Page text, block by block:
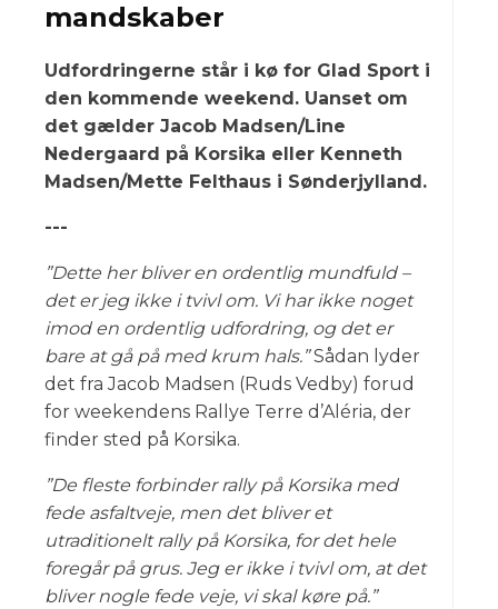
mandskaber
Udfordringerne står i kø for Glad Sport i
den kommende weekend. Uanset om
det gælder Jacob Madsen/Line
Nedergaard på Korsika eller Kenneth
Madsen/Mette Felthaus i Sønderjylland.
---
”Dette her bliver en ordentlig mundfuld –
det er jeg ikke i tvivl om. Vi har ikke noget
imod en ordentlig udfordring, og det er
bare at gå på med krum hals.”Sådan lyder
det fra Jacob Madsen (Ruds Vedby) forud
for weekendens Rallye Terre d’Aléria, der
finder sted på Korsika.
”De fleste forbinder rally på Korsika med
fede asfaltveje, men det bliver et
utraditionelt rally på Korsika, for det hele
foregår på grus. Jeg er ikke i tvivl om, at det
bliver nogle fede veje, vi skal køre på.”